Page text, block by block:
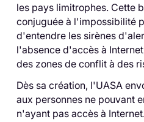
les pays limitrophes. Cette
conjuguée à l'impossibilité
d'entendre les sirènes
l'absence d'accès à
des zones de conflit à des
Dès sa création, l'UASA
aux personnes ne pouvant
n'ayant pas accès à